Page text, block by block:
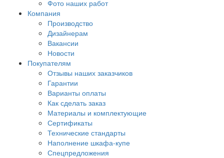
Фото наших работ
Компания
Производство
Дизайнерам
Вакансии
Новости
Покупателям
Отзывы наших заказчиков
Гарантии
Варианты оплаты
Как сделать заказ
Материалы и комплектующие
Сертификаты
Технические стандарты
Наполнение шкафа-купе
Спецпредложения